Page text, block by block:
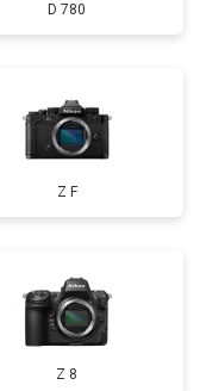
D 780
Z F
Z 8